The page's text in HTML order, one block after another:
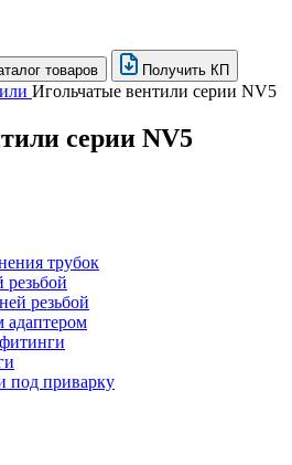
товаров Получить КП
Игольчатые вентили серии NV5
серии NV5
трубок
резьбой
приварку